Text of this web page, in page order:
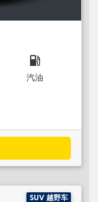
local_gas_station
汽油
SUV 越野车